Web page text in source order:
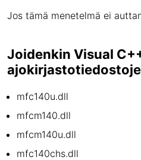
Jos tämä menetelmä ei
Joidenkin Visual
mfc140u.dll
mfcm140.dll
mfcm140u.dll
mfc140chs.dll